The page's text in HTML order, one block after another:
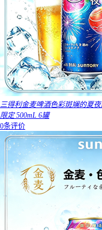
三得利金麦啤酒色彩斑斓的夏
限定 500mL 6罐
0条评价